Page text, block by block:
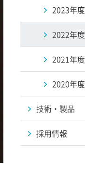
2023年度
2022年度
2021年度
2020年度
技術・製品
採用情報